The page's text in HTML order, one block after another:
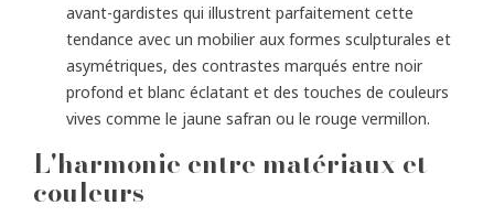
avant-gardistes qui illustrent parfaitement cette
tendance avec un mobilier aux formes sculpturales et
asymétriques, des contrastes marqués entre noir
profond et blanc éclatant et des touches de couleurs
vives comme le jaune safran ou le rouge vermillon.
L'harmonie entre matériaux et
couleurs